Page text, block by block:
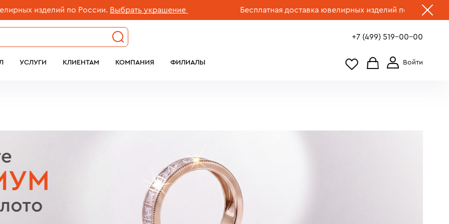
по России. Выбрать украшение Бесплатная доставка ювелирных изделий по России. Выбрать
+7 (499) 519-00-00
УСЛУГИ КЛИЕНТАМ КОМПАНИЯ ФИЛИАЛЫ